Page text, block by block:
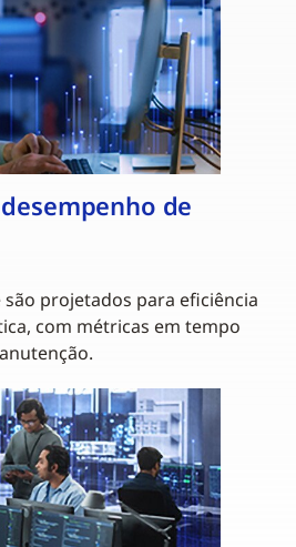
de
projetados para eficiência
com métricas em tempo